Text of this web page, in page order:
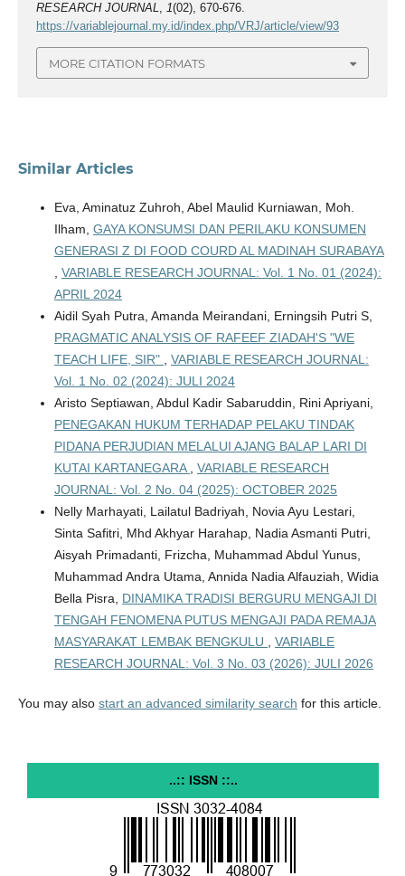
RESEARCH JOURNAL, 1(02), 670-676.
https://variablejournal.my.id/index.php/VRJ/article/view/93
MORE CITATION FORMATS
Similar Articles
Eva, Aminatuz Zuhroh, Abel Maulid Kurniawan, Moh.
Ilham, GAYA KONSUMSI DAN PERILAKU KONSUMEN
GENERASI Z DI FOOD COURD AL MADINAH SURABAYA
VARIABLE RESEARCH JOURNAL: Vol. 1 No. 01 (2024):
APRIL 2024
Aidil Syah Putra, Amanda Meirandani, Erningsih Putri S,
PRAGMATIC ANALYSIS OF RAFEEF ZIADAH'S "WE
TEACH LIFE, SIR"
VARIABLE RESEARCH JOURNAL:
Vol. 1 No. 02 (2024): JULI 2024
Aristo Septiawan, Abdul Kadir Sabaruddin, Rini Apriyani,
PENEGAKAN HUKUM TERHADAP PELAKU TINDAK
PIDANA PERJUDIAN MELALUI AJANG BALAP LARI DI
KUTAI KARTANEGARA
VARIABLE RESEARCH
JOURNAL: Vol. 2 No. 04 (2025): OCTOBER 2025
Nelly Marhayati, Lailatul Badriyah, Novia Ayu Lestari,
Sinta Safitri, Mhd Akhyar Harahap, Nadia Asmanti Putri,
Aisyah Primadanti, Frizcha, Muhammad Abdul Yunus,
Muhammad Andra Utama, Annida Nadia Alfauziah, Widia
Bella Pisra, DINAMIKA TRADISI BERGURU MENGAJI DI
TENGAH FENOMENA PUTUS MENGAJI PADA REMAJA
MASYARAKAT LEMBAK BENGKULU
VARIABLE
RESEARCH JOURNAL: Vol. 3 No. 03 (2026): JULI 2026
You may also start an advanced similarity search for this article.
..:: ISSN ::..